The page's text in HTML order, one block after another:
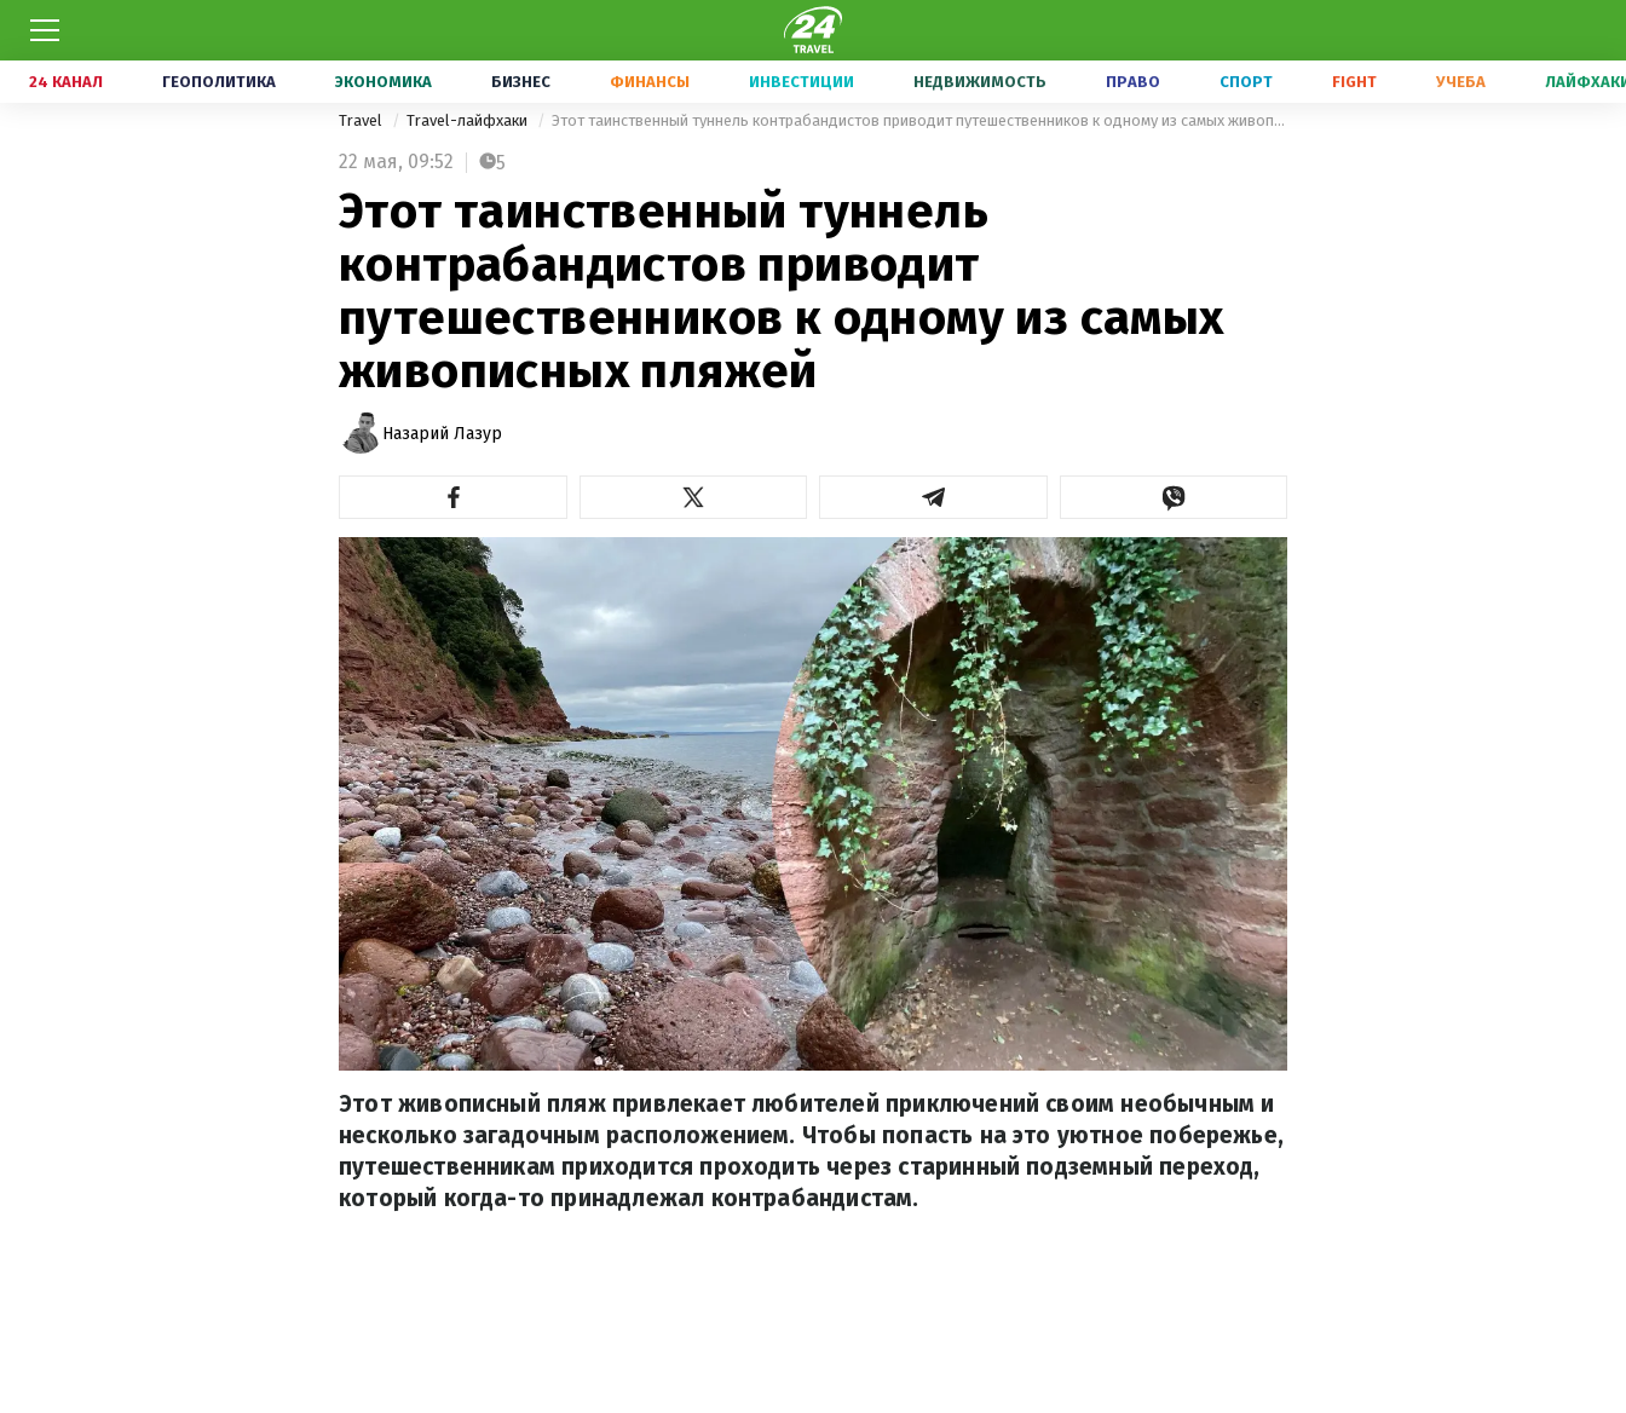
24 КАНАЛ ГЕОПОЛИТИКА ЭКОНОМИКА БИЗНЕС ФИНАНСЫ ИНВЕСТИЦИИ НЕДВИЖИМОСТЬ ПРАВО СПОРТ FIGHT УЧЕБА
Travel Travel-лайфхаки Этот таинственный туннель контрабандистов приводит путешественников к одному из самых живописных пляжей
22 мая, 09:52 5
Этот таинственный туннель
контрабандистов приводит
путешественников к одному из самых
живописных пляжей
Назарий Лазур
Этот живописный пляж привлекает любителей приключений своим необычным и
несколько загадочным расположением. Чтобы попасть на это уютное побережье,
путешественникам приходится проходить через старинный подземный переход,
который когда-то принадлежал контрабандистам.